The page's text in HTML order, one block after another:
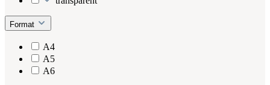
Format
A4
A5
A6